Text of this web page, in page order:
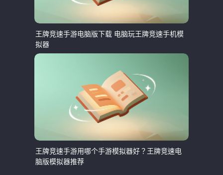
王牌竞速手游电脑版下载 电脑玩王牌竞速手机模
拟器
王牌竞速手游用哪个手游模拟器好？王牌竞速电
脑版模拟器推荐